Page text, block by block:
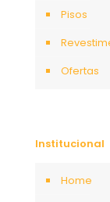
Pisos
Ofertas
Institucional
Home